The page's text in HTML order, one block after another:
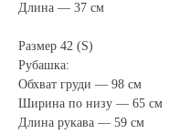
Длина — 37 см
Размер 42 (S)
Рубашка:
Обхват груди — 98 см
Ширина по низу — 65 см
Длина рукава — 59 см